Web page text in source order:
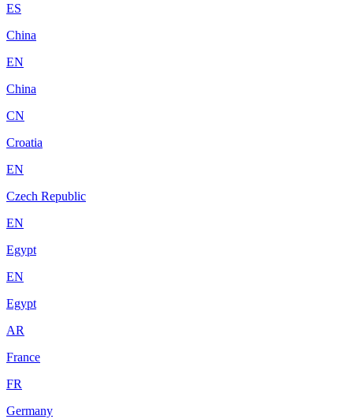
ES
China
EN
China
CN
Croatia
EN
Czech Republic
EN
Egypt
EN
Egypt
AR
France
FR
Germany